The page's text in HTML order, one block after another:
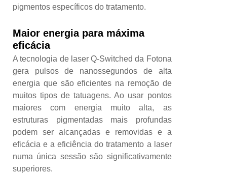
pigmentos específicos do tratamento.
Maior energia para máxima
eficácia
A tecnologia de laser Q-Switched da Fotona
gera pulsos de nanossegundos de alta
energia que são eficientes na remoção de
muitos tipos de tatuagens. Ao usar pontos
maiores com energia muito alta, as
estruturas pigmentadas mais profundas
podem ser alcançadas e removidas e a
eficácia e a eficiência do tratamento a laser
numa única sessão são significativamente
superiores.